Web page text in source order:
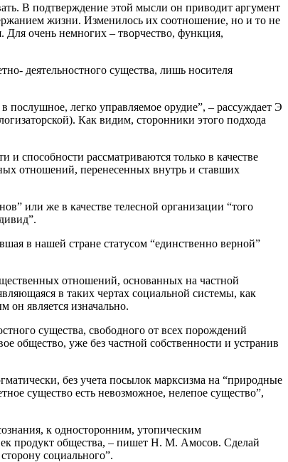
В подтверждение этой мысли он приводит аргумент
жизни. Изменилось их соотношение, но и то не
очень немногих – творчество, функция,
деятельностного существа, лишь носителя
послушное, легко управляемое орудие”, – рассуждает Э
Как видим, сторонники этого подхода
способности рассматриваются только в качестве
отношений, перенесенных внутрь и ставших
или же в качестве телесной организации “того
в нашей стране статусом “единственно верной”
отношений, основанных на частной
в таких чертах социальной системы, как
он является изначально.
существа, свободного от всех порождений
общество, уже без частной собственности и устранив
без учета посылок марксизма на “природные
существо есть невозможное, нелепое существо”,
к односторонним, утопическим
продукт общества, – пишет Н. М. Амосов. Сделай
социального”.